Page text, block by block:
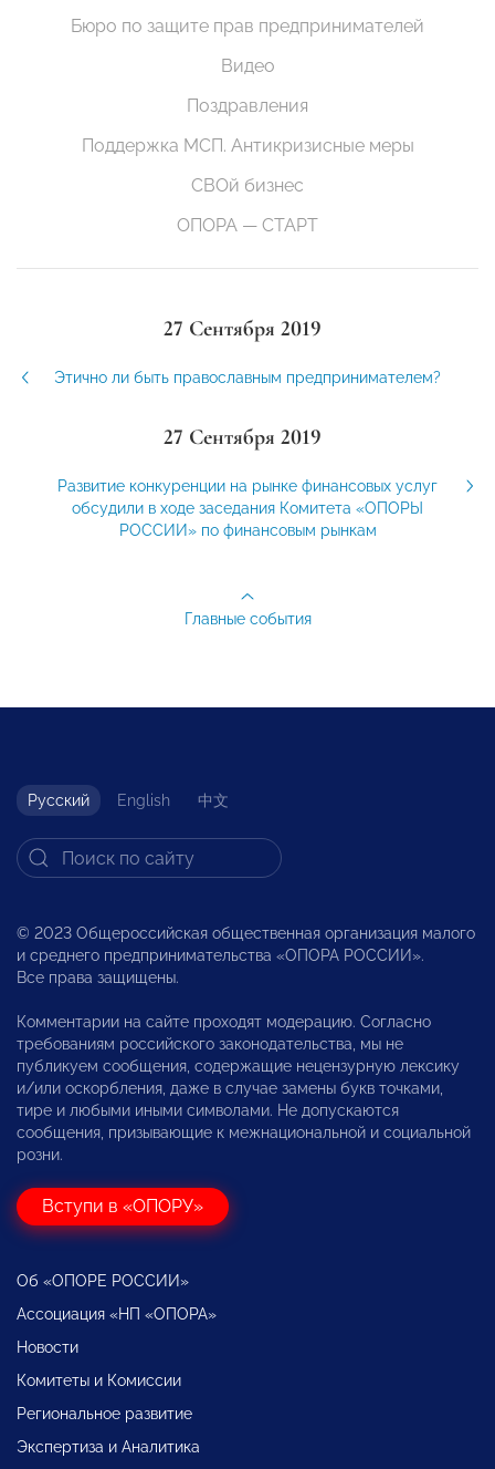
Бюро по защите прав предпринимателей
Видео
Поздравления
Поддержка МСП. Антикризисные меры
СВОй бизнес
ОПОРА — СТАРТ
27 Сентября 2019
Этично ли быть православным предпринимателем?
27 Сентября 2019
Развитие конкуренции на рынке финансовых услуг
обсудили в ходе заседания Комитета «ОПОРЫ
РОССИИ» по финансовым рынкам
Главные события
Русский English 中文
© 2023 Общероссийская общественная организация малого
и среднего предпринимательства «ОПОРА РОССИИ».
Все права защищены.
Комментарии на сайте проходят модерацию. Согласно
требованиям российского законодательства, мы не
публикуем сообщения, содержащие нецензурную лексику
и/или оскорбления, даже в случае замены букв точками,
тире и любыми иными символами. Не допускаются
сообщения, призывающие к межнациональной и социальной
розни.
Вступи в «ОПОРУ»
Об «ОПОРЕ РОССИИ»
Ассоциация «НП «ОПОРА»
Новости
Комитеты и Комиссии
Региональное развитие
Экспертиза и Аналитика